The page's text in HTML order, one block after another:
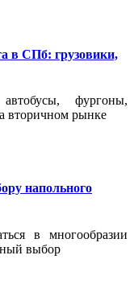
в СПб: грузовики,
автобусы, фургоны,
вторичном рынке
напольного
в многообразии
выбор